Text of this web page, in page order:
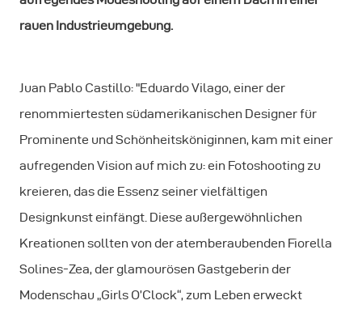
rauen Industrieumgebung.
Juan Pablo Castillo: "Eduardo Vilago, einer der
renommiertesten südamerikanischen Designer für
Prominente und Schönheitsköniginnen, kam mit einer
aufregenden Vision auf mich zu: ein Fotoshooting zu
kreieren, das die Essenz seiner vielfältigen
Designkunst einfängt. Diese außergewöhnlichen
Kreationen sollten von der atemberaubenden Fiorella
Solines-Zea, der glamourösen Gastgeberin der
Modenschau „Girls O’Clock“, zum Leben erweckt